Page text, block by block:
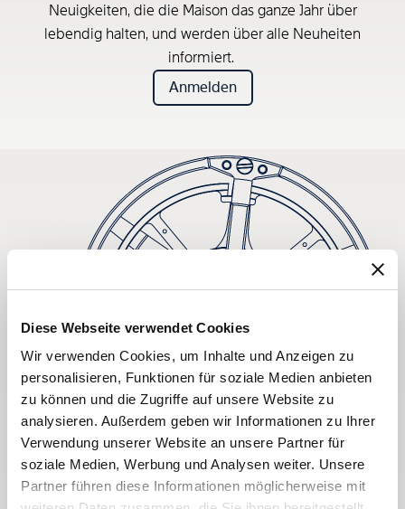
Diese Webseite verwendet Cookies
Wir verwenden Cookies, um Inhalte und Anzeigen zu
personalisieren, Funktionen für soziale Medien anbieten
zu können und die Zugriffe auf unsere Website zu
analysieren. Außerdem geben wir Informationen zu Ihrer
Verwendung unserer Website an unsere Partner für
soziale Medien, Werbung und Analysen weiter. Unsere
Partner führen diese Informationen möglicherweise mit
Neuigkeiten, die die Maison das ganze Jahr über
lebendig halten, und werden über alle Neuheiten
informiert.
Anmelden